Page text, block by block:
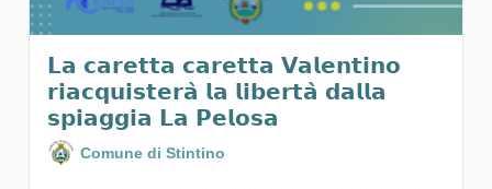
𝗟𝗮 𝗰𝗮𝗿𝗲𝘁𝘁𝗮 𝗰𝗮𝗿𝗲𝘁𝘁𝗮 𝗩𝗮𝗹𝗲𝗻𝘁𝗶𝗻𝗼
𝗿𝗶𝗮𝗰𝗾𝘂𝗶𝘀𝘁𝗲𝗿𝗮̀ 𝗹𝗮 𝗹𝗶𝗯𝗲𝗿𝘁𝗮̀ 𝗱𝗮𝗹𝗹𝗮
𝘀𝗽𝗶𝗮𝗴𝗴𝗶𝗮 𝗟𝗮 𝗣𝗲𝗹𝗼𝘀𝗮
Comune di Stintino